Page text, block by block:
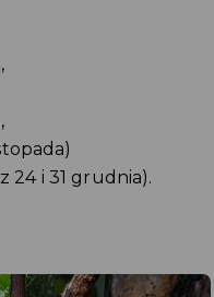
24 i 31 grudnia).